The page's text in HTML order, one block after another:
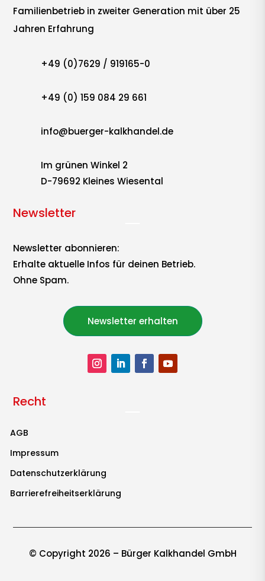
Familienbetrieb in zweiter Generation mit über 25
Jahren Erfahrung
+49 (0)7629 / 919165-0
+49 (0) 159 084 29 661
info@buerger-kalkhandel.de
Im grünen Winkel 2
D-79692 Kleines Wiesental
Newsletter
Newsletter abonnieren:
Erhalte aktuelle Infos für deinen Betrieb.
Ohne Spam.
Newsletter erhalten
Recht
AGB
Impressum
Datenschutzerklärung
Barrierefreiheitserklärung
© Copyright 2026 – Bürger Kalkhandel GmbH